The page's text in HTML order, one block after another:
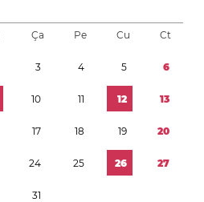
Ça Pe Cu Ct
3 4 5 6
10 11 12 13
17 18 19 20
24 25 26 27
31